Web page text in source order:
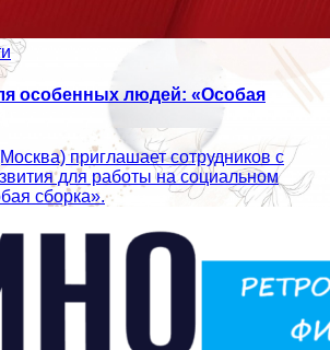
особенных людей: «Особая
приглашает сотрудников с
для работы на социальном
сборка».